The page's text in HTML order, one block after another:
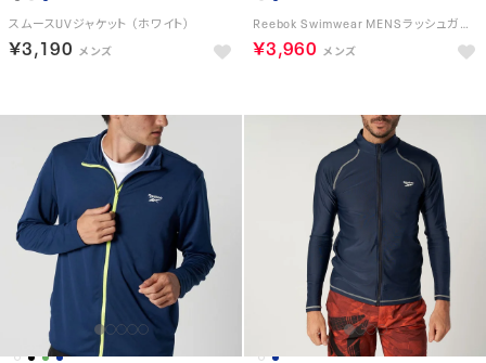
スムースUVジャケット （ホワイト）
￥3,190
Reebok Swimwear MENSラッシュガード （ホワイト）
￥3,960